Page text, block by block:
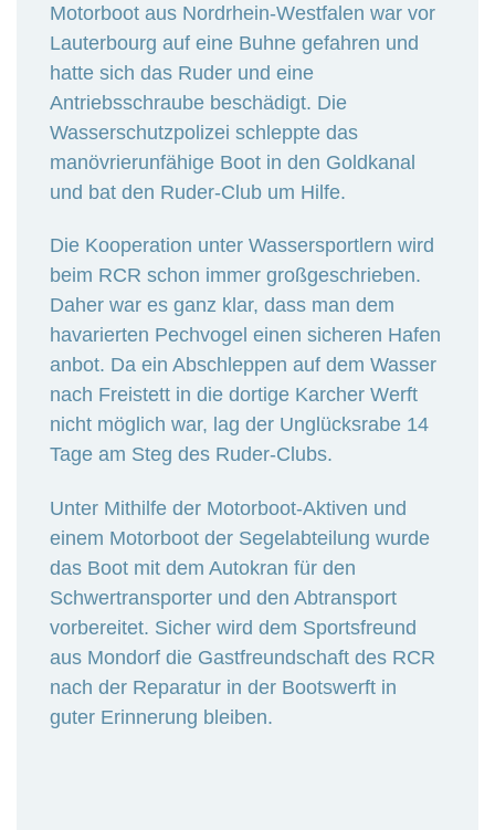
Motorboot aus Nordrhein-Westfalen war vor
Lauterbourg auf eine Buhne gefahren und
hatte sich das Ruder und eine
Antriebsschraube beschädigt. Die
Wasserschutzpolizei schleppte das
manövrierunfähige Boot in den Goldkanal
und bat den Ruder-Club um Hilfe.
Die Kooperation unter Wassersportlern wird
beim RCR schon immer großgeschrieben.
Daher war es ganz klar, dass man dem
havarierten Pechvogel einen sicheren Hafen
anbot. Da ein Abschleppen auf dem Wasser
nach Freistett in die dortige Karcher Werft
nicht möglich war, lag der Unglücksrabe 14
Tage am Steg des Ruder-Clubs.
Unter Mithilfe der Motorboot-Aktiven und
einem Motorboot der Segelabteilung wurde
das Boot mit dem Autokran für den
Schwertransporter und den Abtransport
vorbereitet. Sicher wird dem Sportsfreund
aus Mondorf die Gastfreundschaft des RCR
nach der Reparatur in der Bootswerft in
guter Erinnerung bleiben.